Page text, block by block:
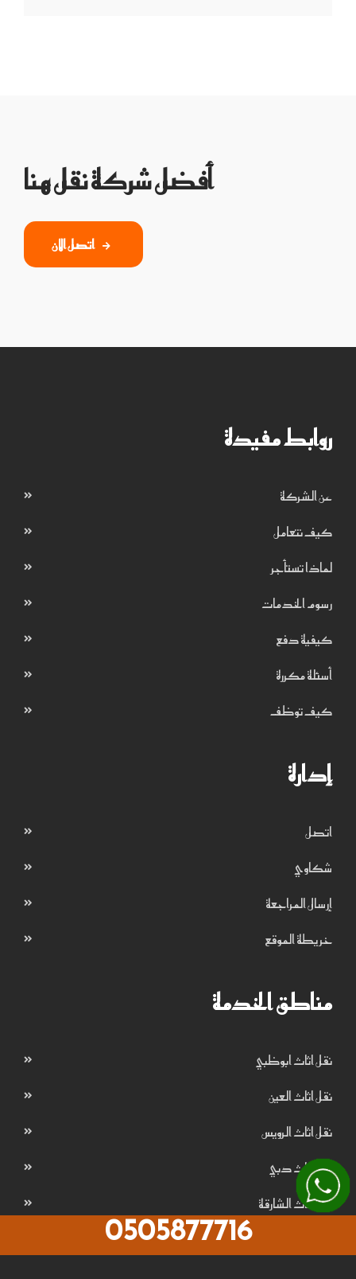
أفضل شركة نقل هنا
اتصل الان
روابط مفيدة
عن الشركة
كيف نتعامل
لماذا تستأجر
رسوم الخدمات
كيفية دفع
أسئلة مكررة
كيف توظف
إدارة
اتصل
شكاوي
إرسال المراجعة
خريطة الموقع
مناطق الخدمة
نقل اثاث ابوظبي
نقل اثاث العين
نقل اثاث الرويس
نقل اثاث دبي
نقل اثاث الشارقة